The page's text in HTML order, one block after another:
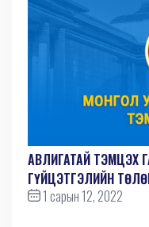
АВЛИГАТАЙ ТЭМЦЭХ
ГҮЙЦЭТГЭЛИЙН
1 сарын 12, 2022